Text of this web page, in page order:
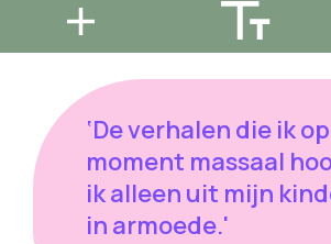
‘De verhalen die ik
moment massaal
ik alleen uit mijn
in armoede.'